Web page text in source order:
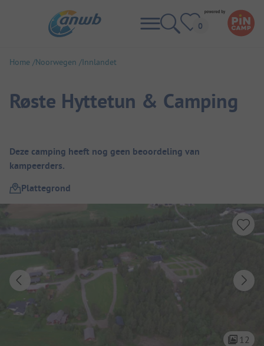
Home Noorwegen Innlandet
Røste Hyttetun & Camping
Camping overzicht
Deze camping heeft nog geen beoordeling van
kampeerders.
Plattegrond
12